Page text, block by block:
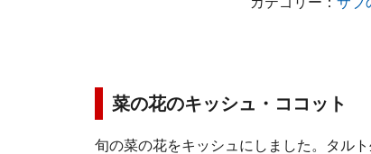
菜の花のキッシュ・ココット
旬の菜の花をキッシュにしました。タル